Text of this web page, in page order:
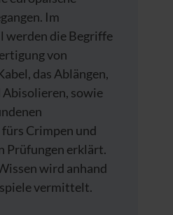
Im
werden die Begriffe
von
das Ablängen,
sowie
Crimpen und
Prüfungen erklärt.
wird anhand
vermittelt.